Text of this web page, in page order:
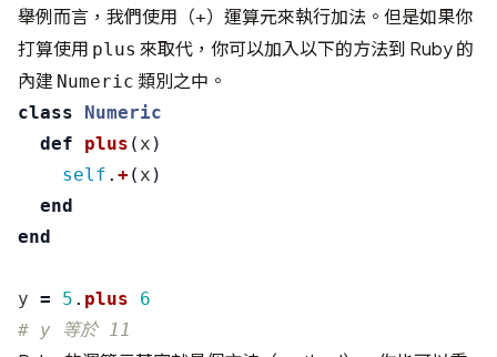
舉例而言，我們使用（+）運算元來執行加法。但是如果你
打算使用 plus 來取代，你可以加入以下的方法到 Ruby 的
內建 Numeric 類別之中。
class
Numeric
def
plus ( x )
self . +( x )
end
end
y = 5 . plus
6
# y 等於 11